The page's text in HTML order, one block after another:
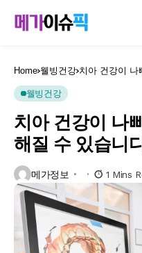
Home 웰빙건강 치아 건강이 나
웰빙건강
치아 건강이 나
해질 수 있습니
메가정보 1 Mins